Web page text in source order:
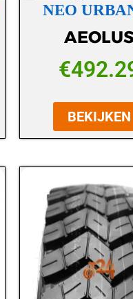
NEO
AEOLUS
€
BEKIJKEN